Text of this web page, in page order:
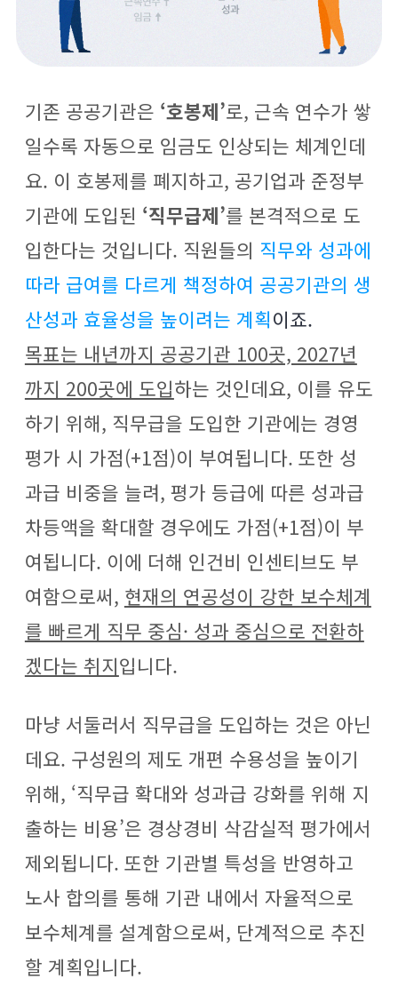
기존 공공기관은 ‘호봉제’로, 근속 연수가 쌓
일수록 자동으로 임금도 인상되는 체계인데
요. 이 호봉제를 폐지하고, 공기업과 준정부
기관에 도입된 ‘직무급제’를 본격적으로 도
입한다는 것입니다. 직원들의 직무와 성과에
따라 급여를 다르게 책정하여 공공기관의 생
산성과 효율성을 높이려는 계획이죠.
목표는 내년까지 공공기관 100곳, 2027년
까지 200곳에 도입하는 것인데요, 이를 유도
하기 위해, 직무급을 도입한 기관에는 경영
평가 시 가점(+1점)이 부여됩니다. 또한 성
과급 비중을 늘려, 평가 등급에 따른 성과급
차등액을 확대할 경우에도 가점(+1점)이 부
여됩니다. 이에 더해 인건비 인센티브도 부
여함으로써, 현재의 연공성이 강한 보수체계
를 빠르게 직무 중심· 성과 중심으로 전환하
겠다는 취지입니다.
마냥 서둘러서 직무급을 도입하는 것은 아닌
데요. 구성원의 제도 개편 수용성을 높이기
위해, ‘직무급 확대와 성과급 강화를 위해 지
출하는 비용’은 경상경비 삭감실적 평가에서
제외됩니다. 또한 기관별 특성을 반영하고
노사 합의를 통해 기관 내에서 자율적으로
보수체계를 설계함으로써, 단계적으로 추진
할 계획입니다.